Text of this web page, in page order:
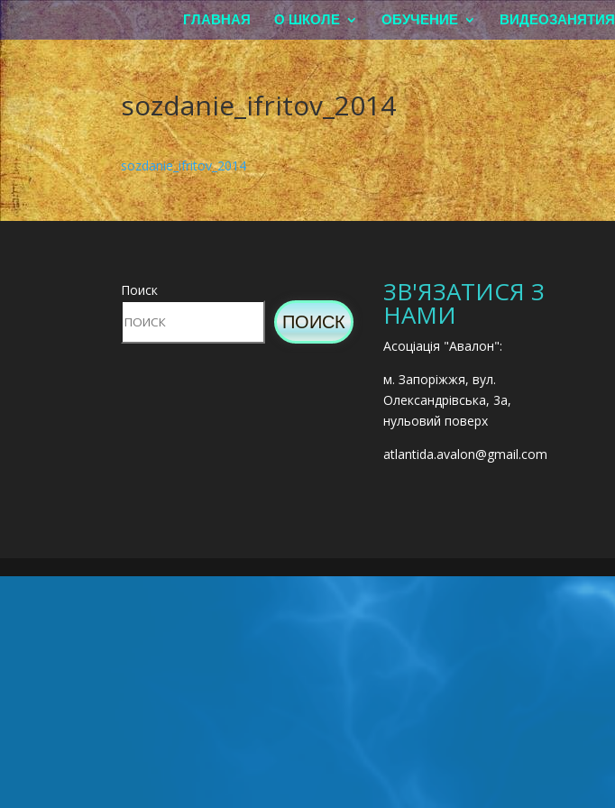
ГЛАВНАЯ О ШКОЛЕ ОБУЧЕНИЕ ВИДЕОЗАНЯТИЯ
sozdanie_ifritov_2014
sozdanie_ifritov_2014
Поиск
ПОИСК
ЗВ'ЯЗАТИСЯ З
НАМИ
Асоціація "Авалон":
м. Запоріжжя, вул.
Олександрівська, 3а,
нульовий поверх
atlantida.avalon@gmail.com